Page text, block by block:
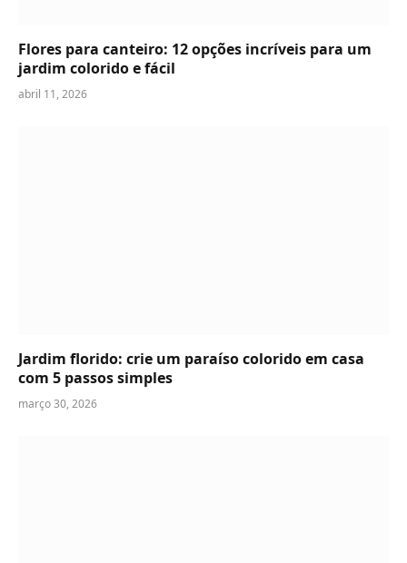
Flores para canteiro: 12 opções incríveis para um
jardim colorido e fácil
abril 11, 2026
Jardim florido: crie um paraíso colorido em casa
com 5 passos simples
março 30, 2026